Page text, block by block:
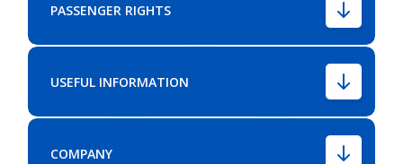
PASSENGER RIGHTS
USEFUL INFORMATION
COMPANY